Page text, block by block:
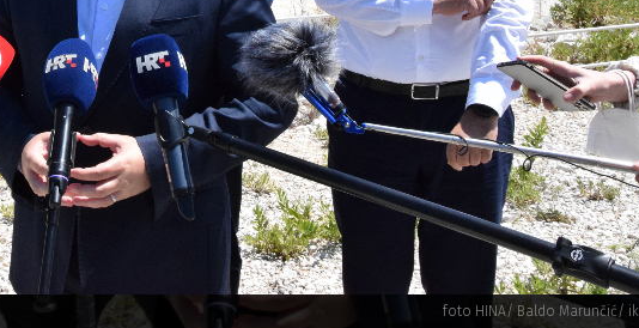
foto HINA/ Baldo Marunčić/ ik